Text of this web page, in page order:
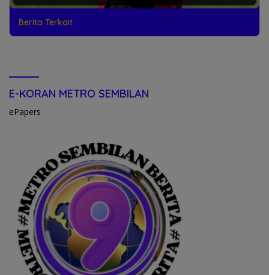
Berita Terkait
E-KORAN METRO SEMBILAN
ePapers